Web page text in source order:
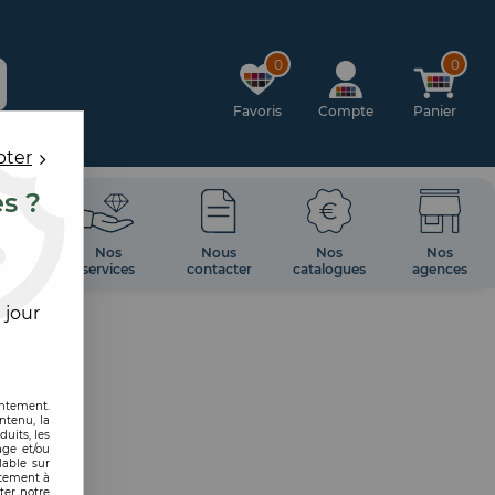
0
Favoris Compte
0
Panier
Nos
services
Nous
contacter
Nos
catalogues
Nos
agences
?
jour
la
les
et/ou
sur
à